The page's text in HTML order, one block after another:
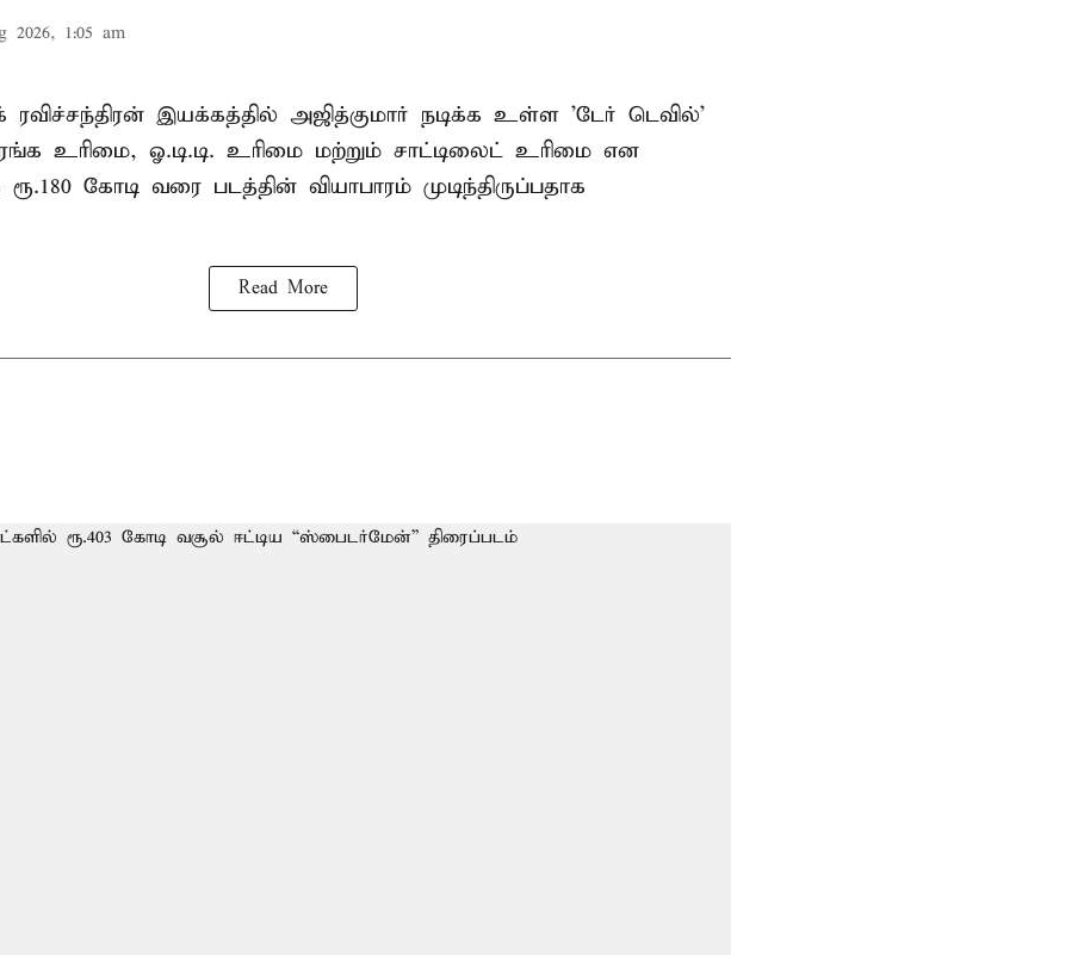
2026, 1:05 am
ரவிச்சந்திரன் இயக்கத்தில் அஜித்குமார் நடிக்க உள்ள 'டேர் டெவில்'
உரிமை, ஓ.டி.டி. உரிமை மற்றும் சாட்டிலைட் உரிமை என
கோடி வரை படத்தின் வியாபாரம் முடிந்திருப்பதாக
Read More